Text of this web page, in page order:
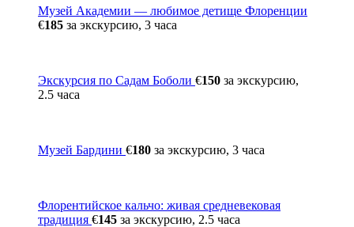
Музей Академии — любимое детище Флоренции
€185 за экскурсию, 3 часа
Экскурсия по Садам Боболи €150 за экскурсию,
2.5 часа
Музей Бардини €180 за экскурсию, 3 часа
Флорентийское кальчо: живая средневековая
традиция €145 за экскурсию, 2.5 часа